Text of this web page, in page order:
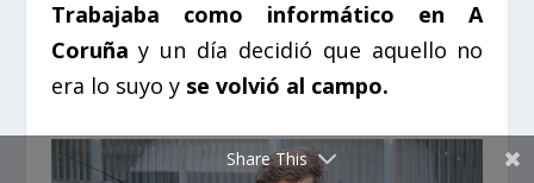
Trabajaba como informático en A
Coruña y un día decidió que aquello no
era lo suyo yse volvió al campo.
Share This